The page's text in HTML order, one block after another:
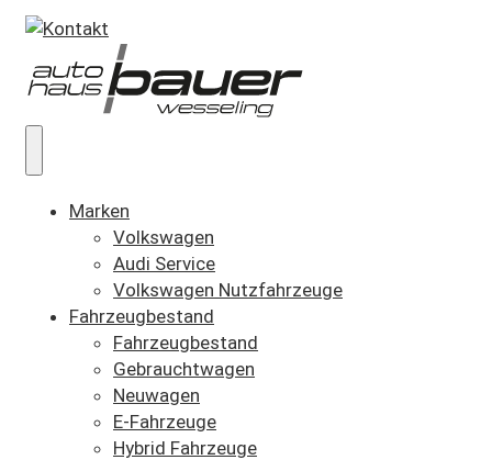
Marken
Volkswagen
Audi Service
Volkswagen Nutzfahrzeuge
Fahrzeugbestand
Fahrzeugbestand
Gebrauchtwagen
Neuwagen
E-Fahrzeuge
Hybrid Fahrzeuge